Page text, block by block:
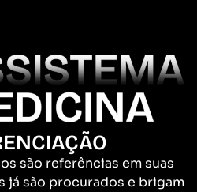
são referências em suas
já são procurados e brigam